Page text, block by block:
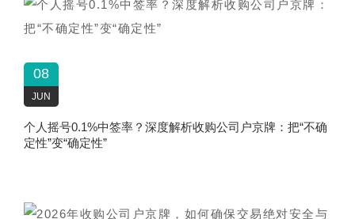
个人摇号0.1%中签率？深度解析收购公司户京牌：把“不确
定性”变“确定性”
08
JUN